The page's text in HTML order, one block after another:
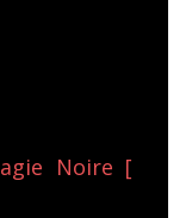
Noire [